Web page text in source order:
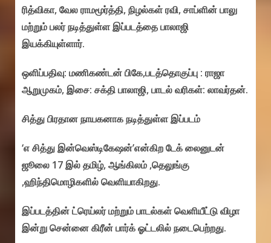
ரித்விகா, வேல ராமமூர்த்தி, நிழல்கள் ரவி, சாப்ளின் பாலு
மற்றும் பலர் நடித்துள்ள இப்படத்தை பாலாஜி
இயக்கியுள்ளார்.
ஒளிப்பதிவு: மணிகண்டன் பிகே,படத்தொகுப்பு : ராஜா
ஆறுமுகம், இசை: சக்தி பாலாஜி, பாடல் வரிகள்: லாவர்தன்.
சித்து பிரதான நாயகனாக நடித்துள்ள இப்படம்
‘எ சித்து இன்வெஸ்டிகேஷன்’என்கிற டேக் லைனுடன்
ஜூலை 17 இல் தமிழ், ஆங்கிலம் ,தெலுங்கு
,ஹிந்திமொழிகளில் வெளியாகிறது.
இப்படத்தின் ட்ரெய்லர் மற்றும் பாடல்கள் வெளியீட்டு விழா
இன்று சென்னை கிரீன் பார்க் ஓட்டலில் நடைபெற்றது.